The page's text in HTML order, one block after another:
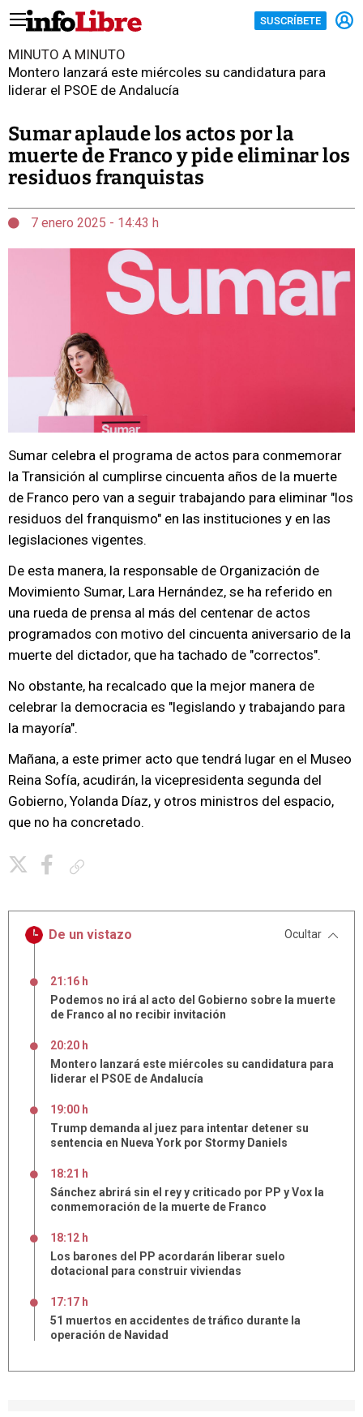
SUSCRÍBETE
MINUTO A MINUTO
Montero lanzará este miércoles su candidatura para
liderar el PSOE de Andalucía
Sumar aplaude los actos por la
muerte de Franco y pide eliminar los
residuos franquistas
7 enero 2025 - 14:43 h
Sumar celebra el programa de actos para conmemorar
la Transición al cumplirse cincuenta años de la muerte
de Franco pero van a seguir trabajando para eliminar "los
residuos del franquismo" en las instituciones y en las
legislaciones vigentes.
De esta manera, la responsable de Organización de
Movimiento Sumar, Lara Hernández, se ha referido en
una rueda de prensa al más del centenar de actos
programados con motivo del cincuenta aniversario de la
muerte del dictador, que ha tachado de "correctos".
No obstante, ha recalcado que la mejor manera de
celebrar la democracia es "legislando y trabajando para
la mayoría".
Mañana, a este primer acto que tendrá lugar en el Museo
Reina Sofía, acudirán, la vicepresidenta segunda del
Gobierno, Yolanda Díaz, y otros ministros del espacio,
que no ha concretado.
De un vistazo Ocultar
21:16 h
Podemos no irá al acto del Gobierno sobre la muerte
de Franco al no recibir invitación
20:20 h
Montero lanzará este miércoles su candidatura para
liderar el PSOE de Andalucía
19:00 h
Trump demanda al juez para intentar detener su
sentencia en Nueva York por Stormy Daniels
18:21 h
Sánchez abrirá sin el rey y criticado por PP y Vox la
conmemoración de la muerte de Franco
18:12 h
Los barones del PP acordarán liberar suelo
dotacional para construir viviendas
17:17 h
51 muertos en accidentes de tráfico durante la
operación de Navidad